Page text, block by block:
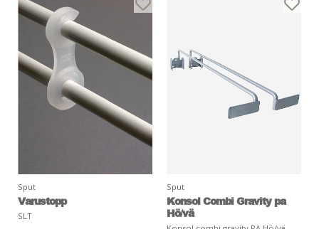
Sput
Varustopp
SLT
Sput
Konsol Combi Gravity pa
Hö/vä